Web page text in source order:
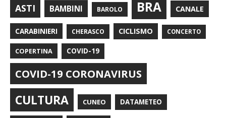
ASTI BAMBINI BAROLO BRA CANALE
CARABINIERI CHERASCO CICLISMO CONCERTO
COPERTINA COVID-19
COVID-19 CORONAVIRUS
CULTURA CUNEO DATAMETEO